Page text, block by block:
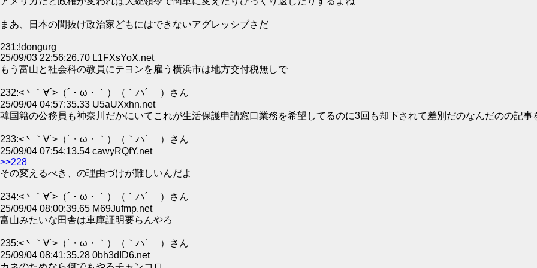
まあ、日本の間抜け政治家どもにはできないアグレッシブさだ
231:!dongurg
25/09/03 22:56:26.70 L1FXsYoX.net
もう富山と社会科の教員にテヨンを雇う横浜市は地方交付税無しで
232:<丶｀∀´>（´・ω・｀）（｀ハ´ ）さん
25/09/04 04:57:35.33 U5aUXxhn.net
韓国籍の公務員も神奈川だかにいてこれが生活保護申請窓口業務を希望してるのに3回も却下されて差別だのなんだのの記事
233:<丶｀∀´>（´・ω・｀）（｀ハ´ ）さん
25/09/04 07:54:13.54 cawyRQfY.net
>>228
その変えるべき、の理由づけが難しいんだよ
234:<丶｀∀´>（´・ω・｀）（｀ハ´ ）さん
25/09/04 08:00:39.65 M69Jufmp.net
富山みたいな田舎は車庫証明要らんやろ
235:<丶｀∀´>（´・ω・｀）（｀ハ´ ）さん
25/09/04 08:41:35.28 0bh3dID6.net